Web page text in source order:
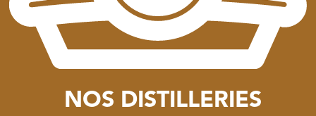
NOS DISTILLERIES